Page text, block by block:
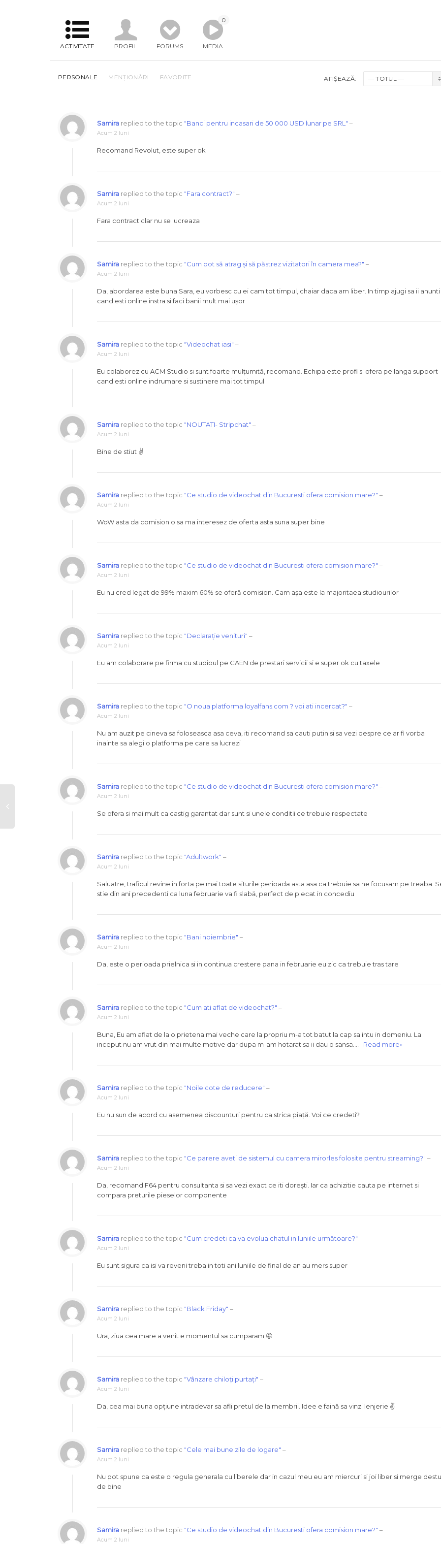
ACTIVITATE PROFIL FORUMS MEDIA
0
PERSONALE MENȚIONĂRI FAVORITE AFIȘEAZĂ:
Samira replied to the topic "Banci pentru incasari de 50 000 USD lunar pe SRL" –
Acum 2 luni
Recomand Revolut, este super ok
Samira replied to the topic "Fara contract?" –
Acum 2 luni
Fara contract clar nu se lucreaza
Samira replied to the topic "Cum pot să atrag și să păstrez vizitatori în camera mea?" –
Acum 2 luni
Da, abordarea este buna Sara, eu vorbesc cu ei cam tot timpul, chaiar daca am liber. In timp ajugi sa ii anunti
cand esti online instra si faci banii mult mai ușor
Samira replied to the topic "Videochat iasi" –
Acum 2 luni
Eu colaborez cu ACM Studio si sunt foarte mulțumită, recomand. Echipa este profi si ofera pe langa support
cand esti online indrumare si sustinere mai tot timpul
Samira replied to the topic "NOUTATI- Stripchat" –
Acum 2 luni
Bine de stiut ✌️
Samira replied to the topic "Ce studio de videochat din Bucuresti ofera comision mare?" –
Acum 2 luni
WoW asta da comision o sa ma interesez de oferta asta suna super bine
Samira replied to the topic "Ce studio de videochat din Bucuresti ofera comision mare?" –
Acum 2 luni
Eu nu cred legat de 99% maxim 60% se oferă comision. Cam așa este la majoritaea studiourilor
Samira replied to the topic "Declarație venituri" –
Acum 2 luni
Eu am colaborare pe firma cu studioul pe CAEN de prestari servicii si e super ok cu taxele
Samira replied to the topic "O noua platforma loyalfans.com ? voi ati incercat?" –
Acum 2 luni
Nu am auzit pe cineva sa foloseasca asa ceva, iti recomand sa cauti putin si sa vezi despre ce ar fi vorba
inainte sa alegi o platforma pe care sa lucrezi
Samira replied to the topic "Ce studio de videochat din Bucuresti ofera comision mare?" –
Acum 2 luni
Se ofera si mai mult ca castig garantat dar sunt si unele conditii ce trebuie respectate
Samira replied to the topic "Adultwork" –
Acum 2 luni
Saluatre, traficul revine in forta pe mai toate siturile perioada asta asa ca trebuie sa ne focusam pe treaba.
stie din ani precedenti ca luna februarie va fi slabă, perfect de plecat in concediu
Samira replied to the topic "Bani noiembrie" –
Acum 2 luni
Da, este o perioada prielnica si in continua crestere pana in februarie eu zic ca trebuie tras tare
Samira replied to the topic "Cum ati aflat de videochat?" –
Acum 2 luni
Buna, Eu am aflat de la o prietena mai veche care la propriu m-a tot batut la cap sa intu in domeniu. La
inceput nu am vrut din mai multe motive dar dupa m-am hotarat sa ii dau o sansa…. Read more»
Samira replied to the topic "Noile cote de reducere" –
Acum 2 luni
Eu nu sun de acord cu asemenea discounturi pentru ca strica piață. Voi ce credeti?
Samira replied to the topic "Ce parere aveti de sistemul cu camera mirorles folosite pentru streaming?" –
Acum 2 luni
Da, recomand F64 pentru consultanta si sa vezi exact ce iti dorești. Iar ca achizitie cauta pe internet si
compara preturile pieselor componente
Samira replied to the topic "Cum credeti ca va evolua chatul in luniile următoare?" –
Acum 2 luni
Eu sunt sigura ca isi va reveni treba in toti ani luniile de final de an au mers super
Samira replied to the topic "Black Friday" –
Acum 2 luni
Ura, ziua cea mare a venit e momentul sa cumparam 🤩
Samira replied to the topic "Vânzare chiloți purtați" –
Acum 2 luni
Da, cea mai buna opțiune intradevar sa afli pretul de la membrii. Idee e faină sa vinzi lenjerie ✌️
Samira replied to the topic "Cele mai bune zile de logare" –
Acum 2 luni
Nu pot spune ca este o regula generala cu liberele dar in cazul meu eu am miercuri si joi liber si merge
de bine
Samira replied to the topic "Ce studio de videochat din Bucuresti ofera comision mare?" –
Acum 2 luni